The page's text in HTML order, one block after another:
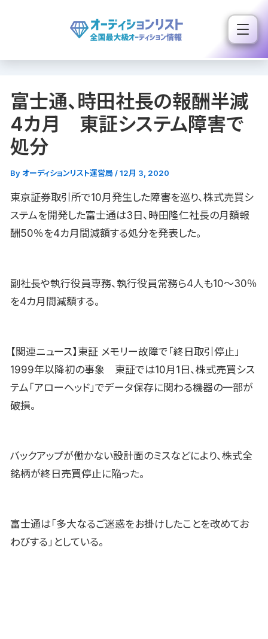
ス
富士通、時田社長の報酬半減
4カ月 東証システム障害で
処分
By オーディションリスト運営局 /12月 3, 2020
東京証券取引所で10月発生した障害を巡り、株式売買シ
ステムを開発した富士通は3日、時田隆仁社長の月額報
酬50％を4カ月間減額する処分を発表した。
副社長や執行役員専務、執行役員常務ら4人も10〜30％
を4カ月間減額する。
【関連ニュース】東証 メモリー故障で「終日取引停止」
1999年以降初の事象 東証では10月1日、株式売買シス
テム「アローヘッド」でデータ保存に関わる機器の一部が
破損。
バックアップが働かない設計面のミスなどにより、株式全
銘柄が終日売買停止に陥った。
富士通は「多大なるご迷惑をお掛けしたことを改めてお
わびする」としている。